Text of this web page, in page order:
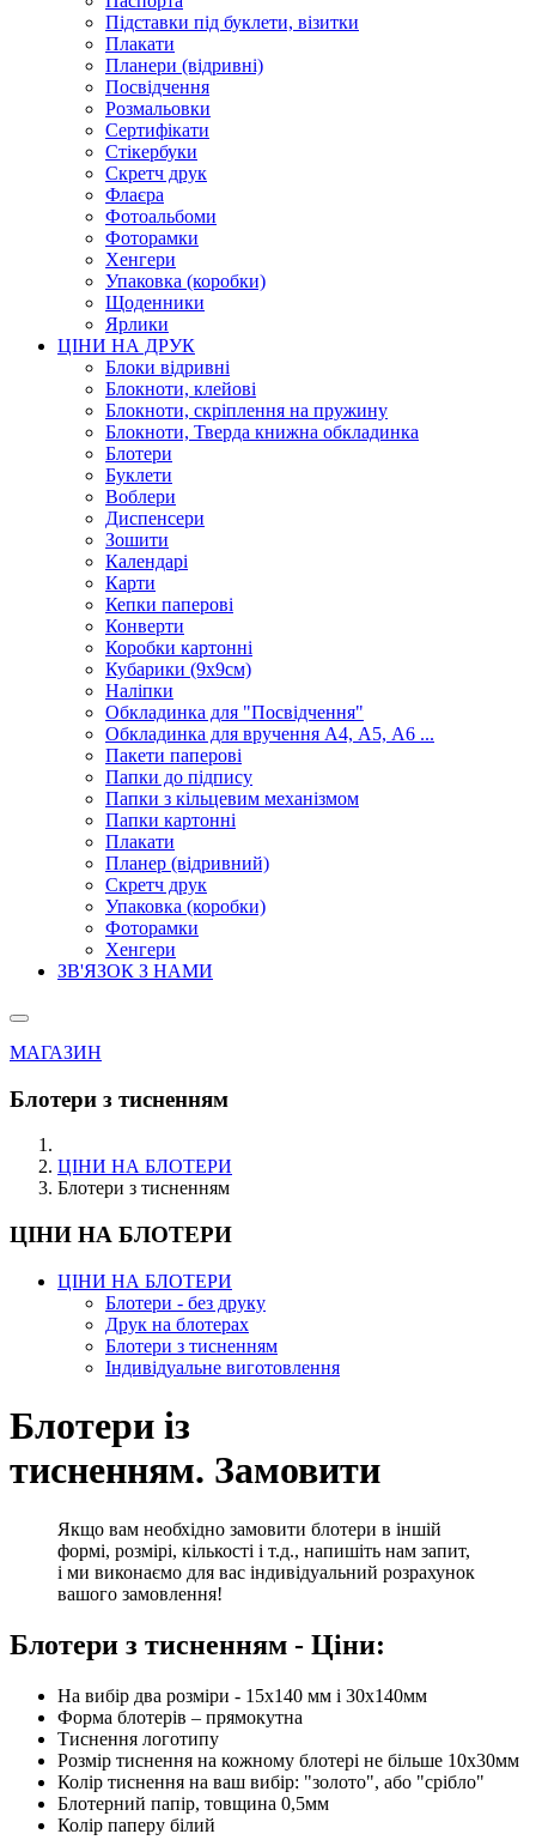
Підставки під буклети, візитки
Плакати
Планери (відривні)
Посвідчення
Розмальовки
Сертифікати
Стікербуки
Скретч друк
Флаєра
Фотоальбоми
Фоторамки
Хенгери
Упаковка (коробки)
Щоденники
Ярлики
ЦІНИ НА ДРУК
Блоки відривні
Блокноти, клейові
Блокноти, скріплення на пружину
Блокноти, Тверда книжна обкладинка
Блотери
Буклети
Воблери
Диспенсери
Зошити
Календарі
Карти
Кепки паперові
Конверти
Коробки картонні
Кубарики (9х9см)
Наліпки
Обкладинка для "Посвідчення"
Обкладинка для вручення А4, А5, А6 ...
Пакети паперові
Папки до підпису
Папки з кільцевим механізмом
Папки картонні
Плакати
Планер (відривний)
Скретч друк
Упаковка (коробки)
Фоторамки
Хенгери
ЗВ'ЯЗОК З НАМИ
МАГАЗИН
Блотери з тисненням
ЦІНИ НА БЛОТЕРИ
Блотери з тисненням
ЦІНИ НА БЛОТЕРИ
ЦІНИ НА БЛОТЕРИ
Блотери - без друку
Друк на блотерах
Блотери з тисненням
Індивідуальне виготовлення
Блотери із
тисненням. Замовити
Якщо вам необхідно замовити блотери в іншій
формі, розмірі, кількості і т.д., напишіть нам запит,
і ми виконаємо для вас індивідуальний розрахунок
вашого замовлення!
Блотери з тисненням - Ціни:
На вибір два розміри - 15х140 мм і 30х140мм
Форма блотерів – прямокутна
Тиснення логотипу
Розмір тиснення на кожному блотері не більше 10х30мм
Колір тиснення на ваш вибір: "золото", або "срібло"
Блотерний папір, товщина 0,5мм
Колір паперу білий